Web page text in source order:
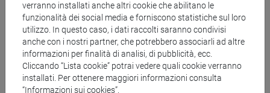
Lauree, master, dottorati
Premi e borse
Tirocini e stage
verranno installati anche altri cookie che abilitano le
funzionalità dei social media e forniscono statistiche sul loro
utilizzo. In questo caso, i dati raccolti saranno condivisi
anche con i nostri partner, che potrebbero associarli ad altre
informazioni per finalità di analisi, di pubblicità, ecc.
Cliccando “Lista cookie” potrai vedere quali cookie verranno
installati. Per ottenere maggiori informazioni consulta
“Informazioni sui cookies”.